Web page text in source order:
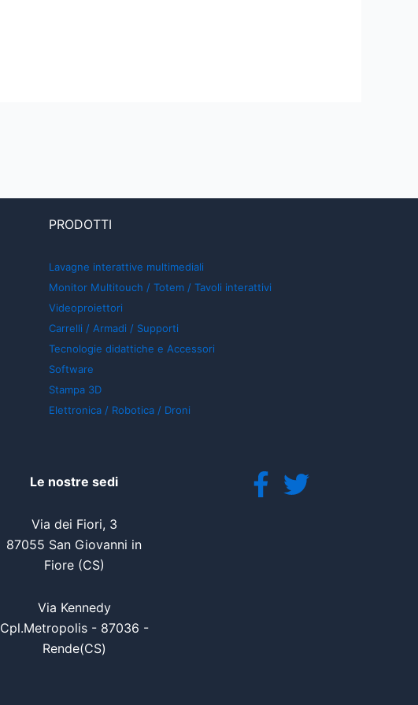
PRODOTTI
Lavagne interattive multimediali
Monitor Multitouch / Totem / Tavoli interattivi
Videoproiettori
Carrelli / Armadi / Supporti
Tecnologie didattiche e Accessori
Software
Stampa 3D
Elettronica / Robotica / Droni
Le nostre sedi
Via dei Fiori, 3
87055 San Giovanni in
Fiore (CS)
Via Kennedy
Cpl.Metropolis - 87036 -
Rende(CS)